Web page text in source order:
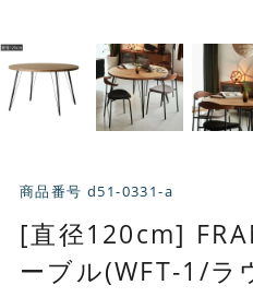
商品番号 d51-0331-a
[直径120cm]
ーブル(WFT-1/ラ